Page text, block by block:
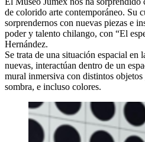
de colorido arte contemporáneo. Su
sorprendernos con nuevas piezas e
poder y talento chilango, con “El
Hernández.
Se trata de una situación espacial en
nuevas, interactúan dentro de un
mural inmersiva con distintos
sombra, e incluso colores.